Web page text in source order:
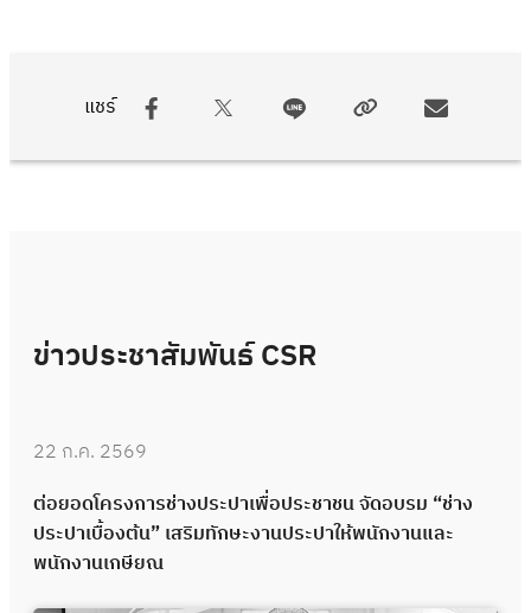
แชร์
ข่าวประชาสัมพันธ์ CSR
22 ก.ค. 2569
ต่อยอดโครงการช่างประปาเพื่อประชาชน จัดอบรม “ช่าง
ประปาเบื้องต้น” เสริมทักษะงานประปาให้พนักงานและ
พนักงานเกษียณ